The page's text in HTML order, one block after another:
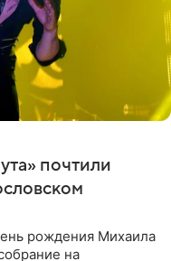
почтили
рождения Михаила
на